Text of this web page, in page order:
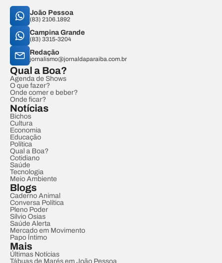
João Pessoa
(83) 2106.1892
Campina Grande
(83) 3315-3204
Redação
jornalismo@jornaldaparaiba.com.br
Qual a Boa?
Agenda de Shows
O que fazer?
Onde comer e beber?
Onde ficar?
Notícias
Bichos
Cultura
Economia
Educação
Política
Qual a Boa?
Cotidiano
Saúde
Tecnologia
Meio Ambiente
Blogs
Caderno Animal
Conversa Política
Pleno Poder
Sílvio Osias
Saúde Alerta
Mercado em Movimento
Papo Íntimo
Mais
Últimas Notícias
Tábuas de Marés em João Pessoa